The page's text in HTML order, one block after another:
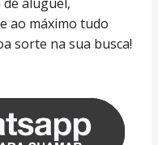
ao máximo tudo
sorte na sua busca!